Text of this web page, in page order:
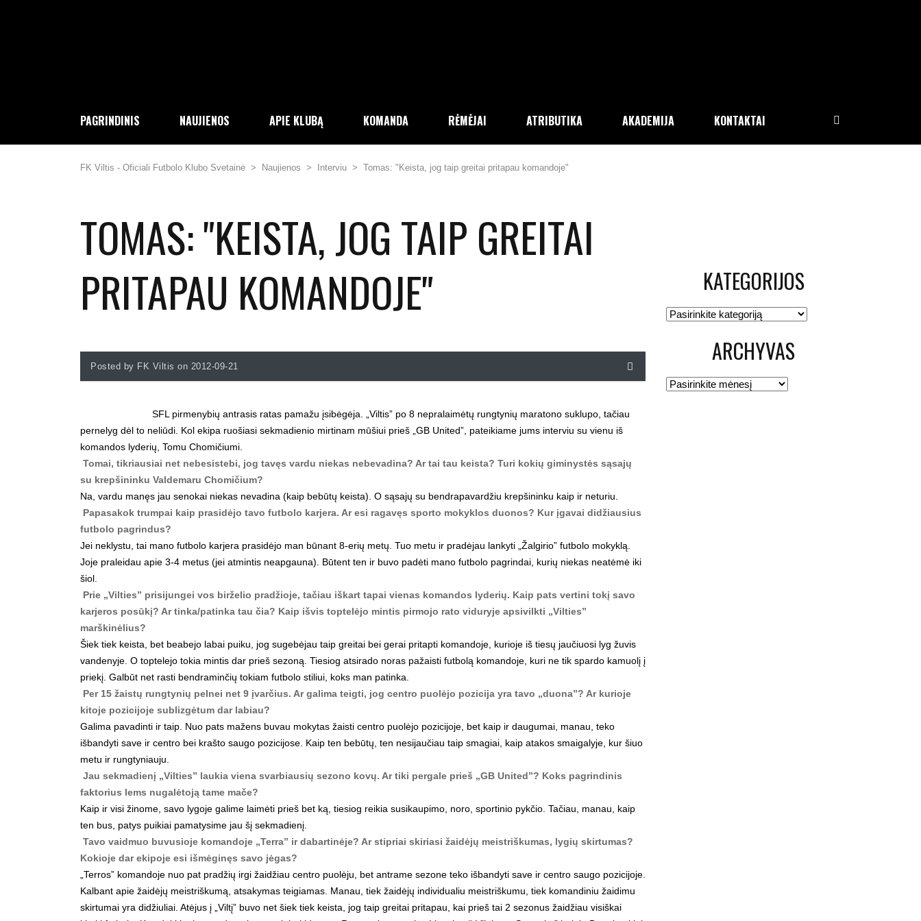
PAGRINDINIS NAUJIENOS APIE KLUBĄ KOMANDA RĖMĖJAI ATRIBUTIKA AKADEMIJA KONTAKTAI
FK Viltis - Oficiali Futbolo Klubo Svetainė > Naujienos > Interviu > Tomas: "Keista, jog taip greitai pritapau komandoje"
TOMAS: "KEISTA, JOG TAIP GREITAI
PRITAPAU KOMANDOJE"
Posted by FK Viltis on 2012-09-21
SFL pirmenybių antrasis ratas pamažu įsibėgėja. „Viltis” po 8 nepralaimėtų rungtynių maratono suklupo, tačiau
pernelyg dėl to neliūdi. Kol ekipa ruošiasi sekmadienio mirtinam mūšiui prieš „GB United”, pateikiame jums interviu su vienu iš
komandos lyderių, Tomu Chomičiumi.
Tomai, tikriausiai net nebesistebi, jog tavęs vardu niekas nebevadina? Ar tai tau keista? Turi kokių giminystės sąsajų
su krepšininku Valdemaru Chomičium?
Na, vardu manęs jau senokai niekas nevadina (kaip bebūtų keista). O sąsajų su bendrapavardžiu krepšininku kaip ir neturiu.
Papasakok trumpai kaip prasidėjo tavo futbolo karjera. Ar esi ragavęs sporto mokyklos duonos? Kur įgavai didžiausius
futbolo pagrindus?
Jei neklystu, tai mano futbolo karjera prasidėjo man būnant 8-erių metų. Tuo metu ir pradėjau lankyti „Žalgirio” futbolo mokyklą.
Joje praleidau apie 3-4 metus (jei atmintis neapgauna). Būtent ten ir buvo padėti mano futbolo pagrindai, kurių niekas neatėmė iki
šiol.
Prie „Vilties” prisijungei vos birželio pradžioje, tačiau iškart tapai vienas komandos lyderių. Kaip pats vertini tokį savo
karjeros posūkį? Ar tinka/patinka tau čia? Kaip išvis toptelėjo mintis pirmojo rato viduryje apsivilkti „Vilties”
marškinėlius?
Šiek tiek keista, bet beabejo labai puiku, jog sugebėjau taip greitai bei gerai pritapti komandoje, kurioje iš tiesų jaučiuosi lyg žuvis
vandenyje. O toptelejo tokia mintis dar prieš sezoną. Tiesiog atsirado noras pažaisti futbolą komandoje, kuri ne tik spardo kamuolį į
priekį. Galbūt net rasti bendraminčių tokiam futbolo stiliui, koks man patinka.
Per 15 žaistų rungtynių pelnei net 9 įvarčius. Ar galima teigti, jog centro puolėjo pozicija yra tavo „duona”? Ar kurioje
kitoje pozicijoje sublizgėtum dar labiau?
Galima pavadinti ir taip. Nuo pats mažens buvau mokytas žaisti centro puolėjo pozicijoje, bet kaip ir daugumai, manau, teko
išbandyti save ir centro bei krašto saugo pozicijose. Kaip ten bebūtų, ten nesijaučiau taip smagiai, kaip atakos smaigalyje, kur šiuo
metu ir rungtyniauju.
Jau sekmadienį „Vilties” laukia viena svarbiausių sezono kovų. Ar tiki pergale prieš „GB United”? Koks pagrindinis
faktorius lems nugalėtoją tame mače?
Kaip ir visi žinome, savo lygoje galime laimėti prieš bet ką, tiesiog reikia susikaupimo, noro, sportinio pykčio. Tačiau, manau, kaip
ten bus, patys puikiai pamatysime jau šį sekmadienį.
Tavo vaidmuo buvusioje komandoje „Terra” ir dabartinėje? Ar stipriai skiriasi žaidėjų meistriškumas, lygių skirtumas?
Kokioje dar ekipoje esi išmėginęs savo jėgas?
„Terros” komandoje nuo pat pradžių irgi žaidžiau centro puolėju, bet antrame sezone teko išbandyti save ir centro saugo pozicijoje.
Kalbant apie žaidėjų meistriškumą, atsakymas teigiamas. Manau, tiek žaidėjų individualiu meistriškumu, tiek komandiniu žaidimu
skirtumai yra didžiuliai. Atėjus į „Viltį” buvo net šiek tiek keista, jog taip greitai pritapau, kai prieš tai 2 sezonus žaidžiau visiškai
KATEGORIJOS
Kategorijos
ARCHYVAS
Archyvas